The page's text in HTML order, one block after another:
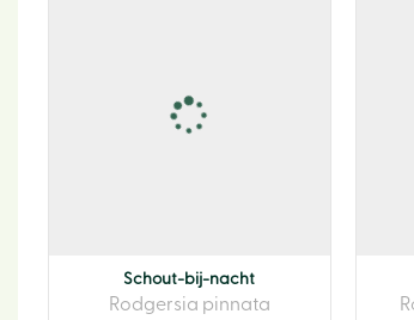
Schout-bij-nacht
Rodgersia pinnata